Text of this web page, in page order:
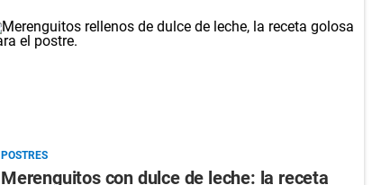
POSTRES
Merenguitos con dulce de leche: la receta